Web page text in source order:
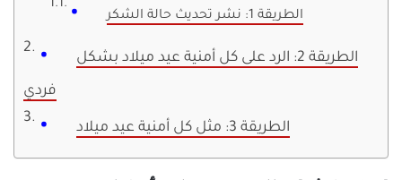
الطريقة 1: نشر تحديث حالة الشكر
الطريقة 2: الرد على كل أمنية عيد ميلاد بشكل
فردي
الطريقة 3: مثل كل أمنية عيد ميلاد